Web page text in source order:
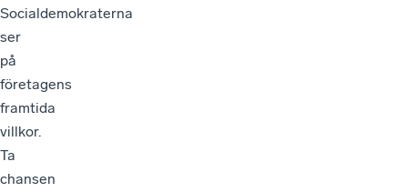
Socialdemokraterna
ser
på
företagens
framtida
villkor.
Ta
chansen